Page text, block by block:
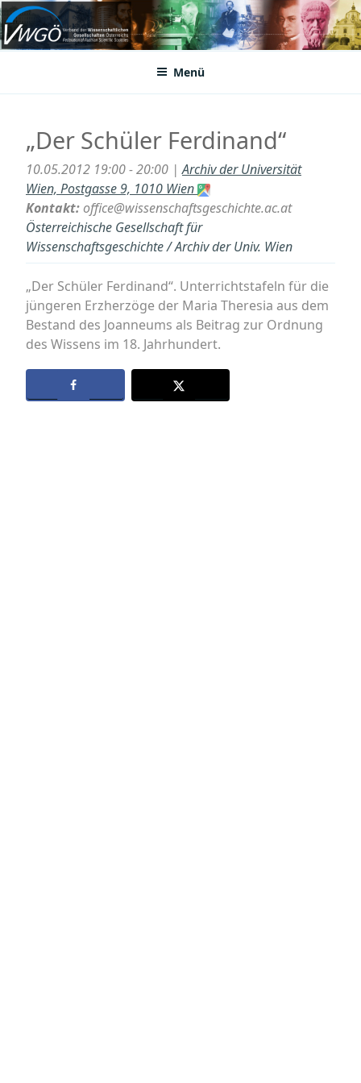
Zum
Inhalt
springenVWGÖ
Federation of Austrian Scientific Societies
Menü
„Der Schüler Ferdinand“
10.05.2012 19:00 - 20:00 |Archiv der Universität
Wien, Postgasse 9, 1010 Wien
Kontakt:office@wissenschaftsgeschichte.ac.at
Österreichische Gesellschaft für
Wissenschaftsgeschichte / Archiv der Univ. Wien
„Der Schüler Ferdinand“. Unterrichtstafeln für die
jüngeren Erzherzöge der Maria Theresia aus dem
Bestand des Joanneums als Beitrag zur Ordnung
des Wissens im 18. Jahrhundert.